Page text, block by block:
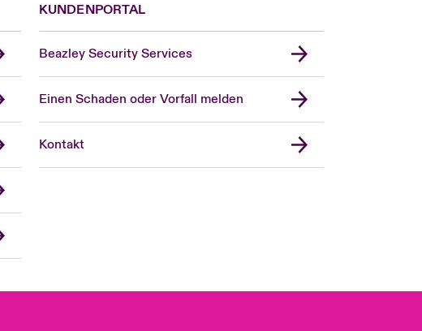
KUNDENPORTAL
Beazley Security Services
Einen Schaden oder Vorfall melden
KontaktUnited Kingdom